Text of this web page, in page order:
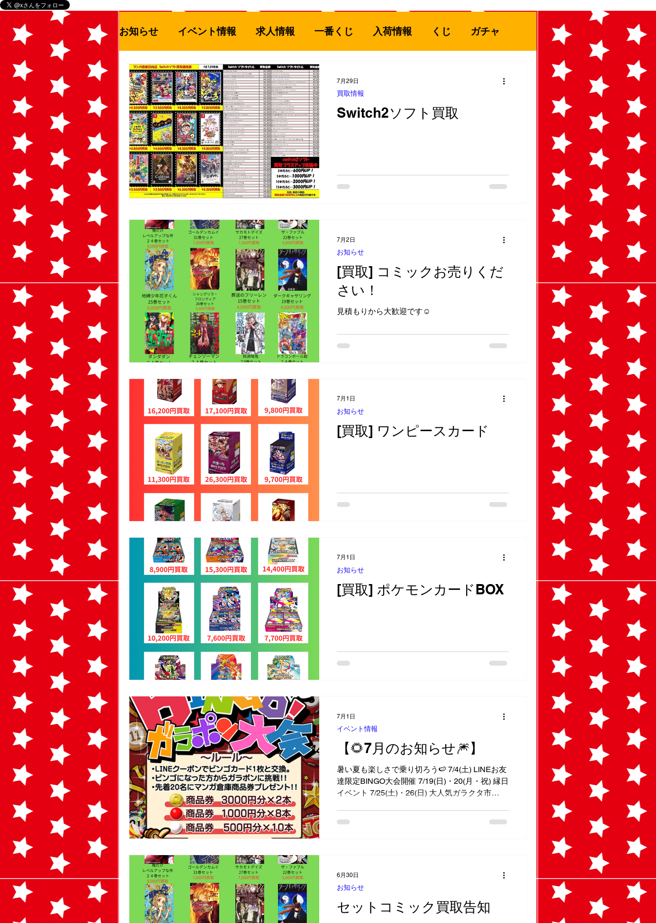
お知らせ イベント情報 求人情報 一番くじ 入荷情報 くじ ガチャ
お知らせ セール 古着 釣具
ゲームハード おもちゃ コミック カード スポーツ
アウドドア用品 家電 楽器 CD/DVD/Blu-ray
青空市 絵本 雑貨、食器 募集 工具 アミューズ
Switch2ソフト買取
買取情報
7月29日
[買取] コミックお売りくだ
さい！
見積もりから大歓迎です☺
お知らせ
7月2日
[買取] ワンピースカード
お知らせ
7月1日
[買取] ポケモンカードBOX
お知らせ
7月1日
【🌻7月のお知らせ🎆】
暑い夏も楽しさで乗り切ろう🍉 7/4(土) LINEお友
達限定BINGO大会開催 7/19(日)・20(月・祝) 縁日
イベント 7/25(土)・26(日) 大人気ガラクタ市
から↓ https://x.gd/zBs2O
イベント情報
7月1日
セットコミック買取告知
お知らせ
6月30日